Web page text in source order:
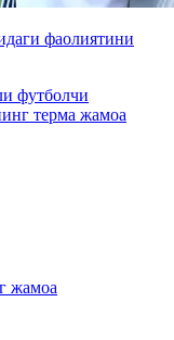
фаолиятини
футболчи
терма жамоа
жамоа